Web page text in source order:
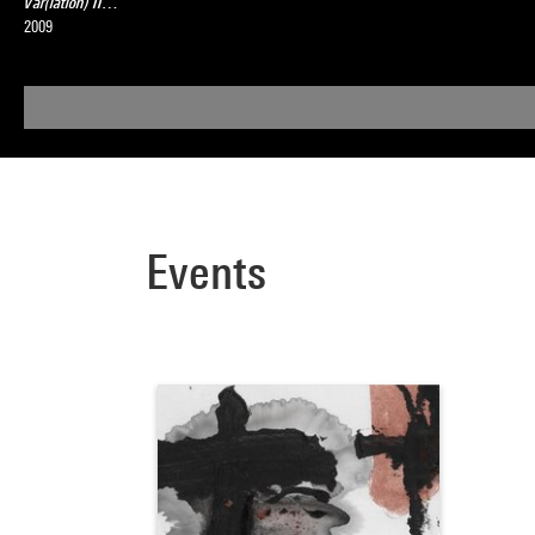
2009
Events